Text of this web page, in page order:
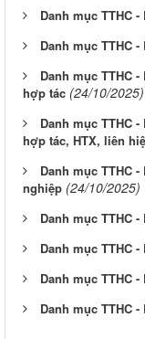
Danh mục TTHC
Danh mục TTHC
Danh mục TTHC
hợp tác (24/10/2025)
Danh mục TTHC
hợp tác, HTX, liên
Danh mục TTHC
nghiệp (24/10/2025)
Danh mục TTHC
Danh mục TTHC
Danh mục TTHC
Danh mục TTHC